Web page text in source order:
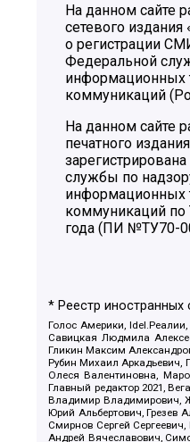
На данном сайте
сетевого
о регистрации
Федеральной
информационных
коммуникаций
На данном сайте
печатного
службы по
информационных
коммуникаций по
года (ПИ №ТУ70-
* Реестр
Голос Америки,
Савицкая Людмила
Гликин Максим
Рубин Михаил Аркадьевич,
Олеся Валентиновна,
Главный редактор 2021,
Владимир Владимирович,
Юрий Альбертович, Грезев
Смирнов Сергей
Андрей Вячеславович,